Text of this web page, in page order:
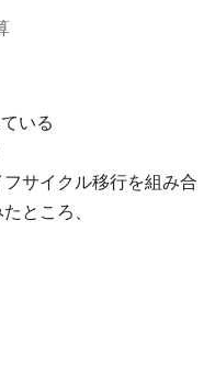
いる
サイクル移行を組み合
ところ、